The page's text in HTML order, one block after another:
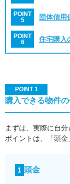
POINT
5
団体信用
POINT
6
住宅購入
POINT 1
購入できる物件
まずは、実際に自
ポイントは、「頭金
1 頭金